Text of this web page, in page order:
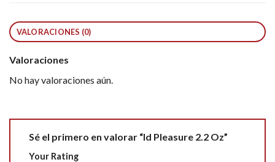
VALORACIONES (0)
Valoraciones
No hay valoraciones aún.
Sé el primero en valorar “Id Pleasure 2.2 Oz”
Your Rating